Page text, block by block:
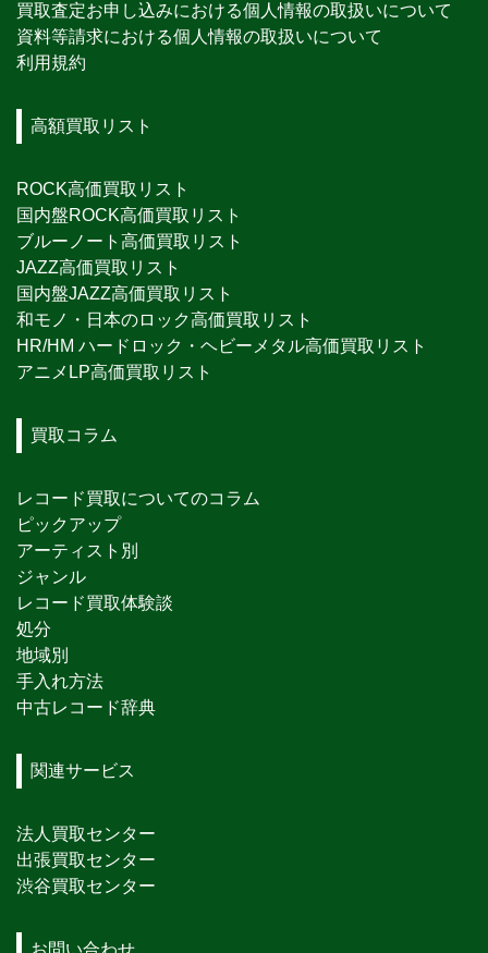
買取査定お申し込みにおける個人情報の取扱いについて
資料等請求における個人情報の取扱いについて
利用規約
高額買取リスト
ROCK高価買取リスト
国内盤ROCK高価買取リスト
ブルーノート高価買取リスト
JAZZ高価買取リスト
国内盤JAZZ高価買取リスト
和モノ・日本のロック高価買取リスト
HR/HM ハードロック・ヘビーメタル高価買取リスト
アニメLP高価買取リスト
買取コラム
レコード買取についてのコラム
ピックアップ
アーティスト別
ジャンル
レコード買取体験談
処分
地域別
手入れ方法
中古レコード辞典
関連サービス
法人買取センター
出張買取センター
渋谷買取センター
お問い合わせ